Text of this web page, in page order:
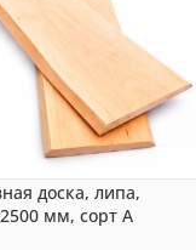
доска, липа,
мм, сорт A